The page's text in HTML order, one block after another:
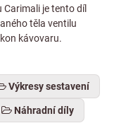
je tento díl
těla ventilu
kávovaru.
Výkresy sestavení
Náhradní díly